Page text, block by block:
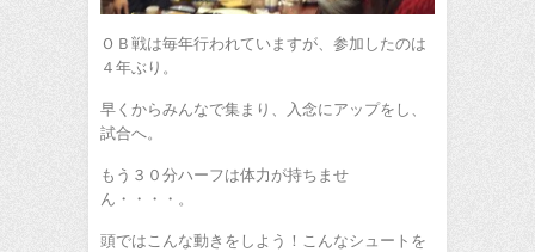
ＯＢ戦は毎年行われていますが、参加したのは
４年ぶり。
早くからみんなで集まり、入念にアップをし、
試合へ。
もう３０分ハーフは体力が持ちませ
ん・・・・。
頭ではこんな動きをしよう！こんなシュートを